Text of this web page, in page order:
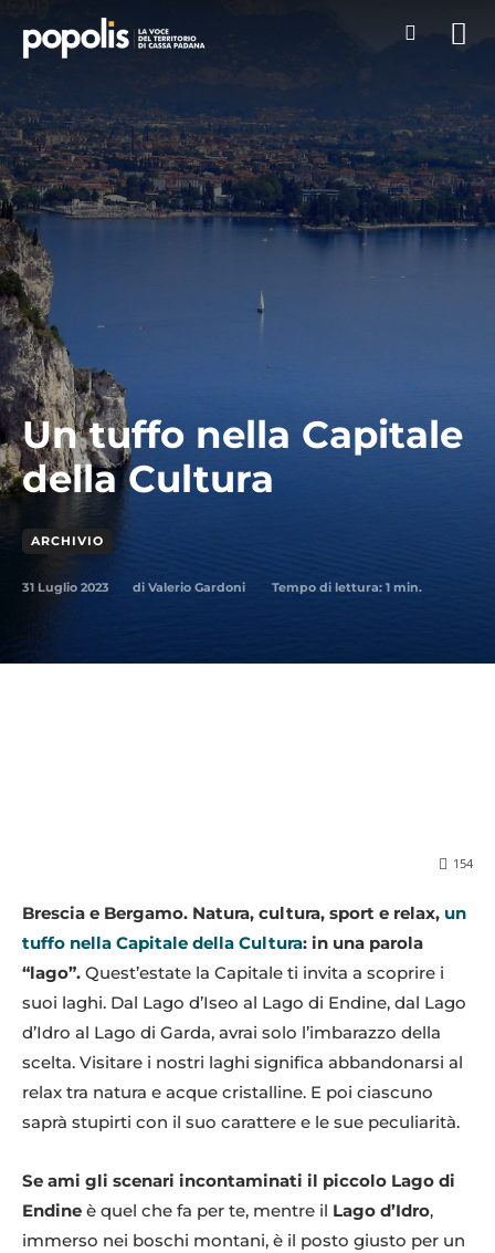
Un tuffo nella Capitale
della Cultura
ARCHIVIO
31 Luglio 2023 di Valerio Gardoni Tempo di lettura: 1 min.
154
Brescia e Bergamo. Natura, cultura, sport e relax, un
tuffo nella Capitale della Cultura: in una parola
“lago”. Quest’estate la Capitale ti invita a scoprire i
suoi laghi. Dal Lago d’Iseo al Lago di Endine, dal Lago
d’Idro al Lago di Garda, avrai solo l’imbarazzo della
scelta. Visitare i nostri laghi significa abbandonarsi al
relax tra natura e acque cristalline. E poi ciascuno
saprà stupirti con il suo carattere e le sue peculiarità.
Se ami gli scenari incontaminati il piccolo Lago di
Endine è quel che fa per te, mentre il Lago d’Idro,
immerso nei boschi montani, è il posto giusto per un